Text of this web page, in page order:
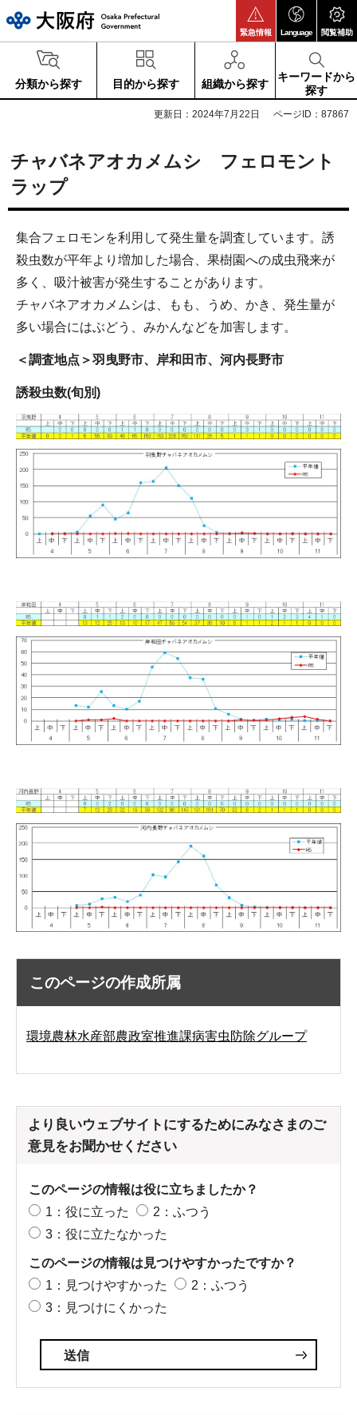
緊急情報 Language 閲覧補助
分類から探す 目的から探す 組織から探す
キーワードから
探す
更新日：2024年7月22日 ページID：87867
チャバネアオカメムシ フェロモント
ラップ
集合フェロモンを利用して発生量を調査しています。誘
殺虫数が平年より増加した場合、果樹園への成虫飛来が
多く、吸汁被害が発生することがあります。
チャバネアオカメムシは、もも、うめ、かき、発生量が
多い場合にはぶどう、みかんなどを加害します。
＜調査地点＞羽曳野市、岸和田市、河内長野市
誘殺虫数(旬別)
このページの作成所属
環境農林水産部農政室推進課病害虫防除グループ
より良いウェブサイトにするためにみなさまのご
意見をお聞かせください
このページの情報は役に立ちましたか？
1：役に立った
2：ふつう
3：役に立たなかった
このページの情報は見つけやすかったですか？
1：見つけやすかった
2：ふつう
3：見つけにくかった